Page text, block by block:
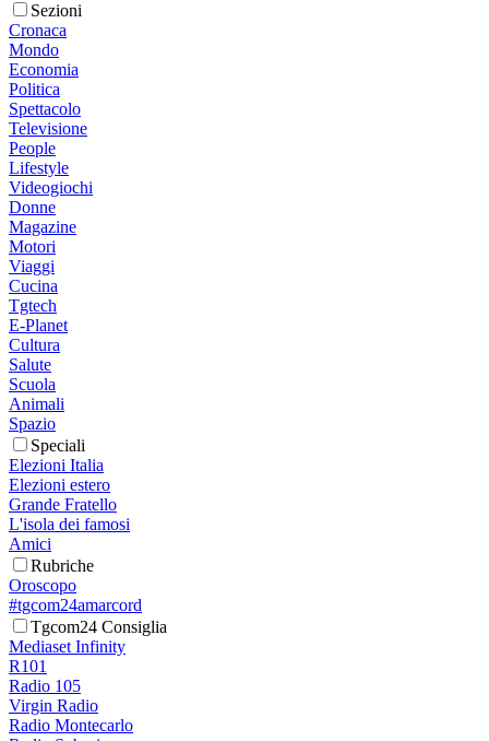
Sezioni
Cronaca
Mondo
Economia
Politica
Spettacolo
Televisione
People
Lifestyle
Videogiochi
Donne
Magazine
Motori
Viaggi
Cucina
Tgtech
E-Planet
Cultura
Salute
Scuola
Animali
Spazio
Speciali
Elezioni Italia
Elezioni estero
Grande Fratello
L'isola dei famosi
Amici
Rubriche
Oroscopo
#tgcom24amarcord
Tgcom24 Consiglia
Mediaset Infinity
R101
Radio 105
Virgin Radio
Radio Montecarlo